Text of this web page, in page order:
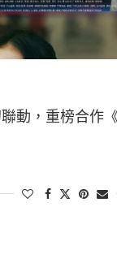
動，重榜合作